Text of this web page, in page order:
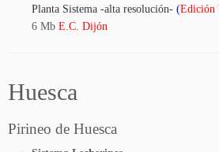
Planta Sistema -alta resolución- (Edición
6 Mb E.C. Dijón
Huesca
Pirineo de Huesca